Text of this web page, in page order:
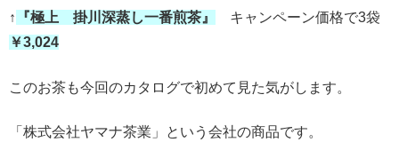
↑ 『極上 掛川深蒸し一番煎茶』
キャンペーン価格で3袋
￥3,024
このお茶も今回のカタログで初めて見た気がします。
「株式会社ヤマナ茶業」という会社の商品です。